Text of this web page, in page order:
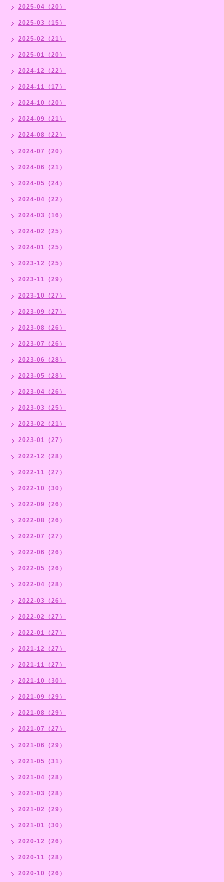
2025-04（20）
2025-03（15）
2025-02（21）
2025-01（20）
2024-12（22）
2024-11（17）
2024-10（20）
2024-09（21）
2024-08（22）
2024-07（20）
2024-06（21）
2024-05（24）
2024-04（22）
2024-03（16）
2024-02（25）
2024-01（25）
2023-12（25）
2023-11（29）
2023-10（27）
2023-09（27）
2023-08（26）
2023-07（26）
2023-06（28）
2023-05（28）
2023-04（26）
2023-03（25）
2023-02（21）
2023-01（27）
2022-12（28）
2022-11（27）
2022-10（30）
2022-09（26）
2022-08（26）
2022-07（27）
2022-06（26）
2022-05（26）
2022-04（28）
2022-03（26）
2022-02（27）
2022-01（27）
2021-12（27）
2021-11（27）
2021-10（30）
2021-09（29）
2021-08（29）
2021-07（27）
2021-06（29）
2021-05（31）
2021-04（28）
2021-03（28）
2021-02（29）
2021-01（30）
2020-12（26）
2020-11（28）
2020-10（26）